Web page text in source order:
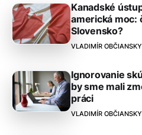
Kanadské
americká moc:
Slovensko?
VLADIMÍR OBČIANSKY
Ignorovanie
by sme mali
práci
VLADIMÍR OBČIANSKY